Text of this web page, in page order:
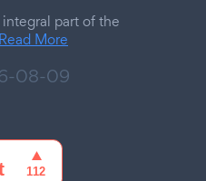
part of the
Read More
08-09